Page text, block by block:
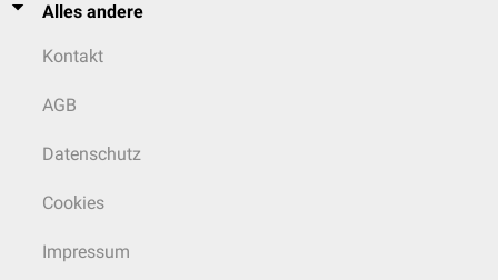
Alles andere
Kontakt
AGB
Datenschutz
Cookies
Impressum